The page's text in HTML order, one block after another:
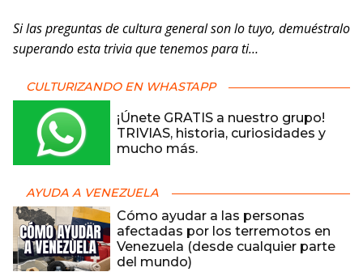
Si las preguntas de cultura general son lo tuyo, demuéstralo
superando esta trivia que tenemos para ti…
CULTURIZANDO EN WHASTAPP
¡Únete GRATIS a nuestro grupo!
TRIVIAS, historia, curiosidades y
mucho más.
AYUDA A VENEZUELA
Cómo ayudar a las personas
afectadas por los terremotos en
Venezuela (desde cualquier parte
del mundo)